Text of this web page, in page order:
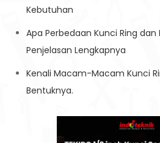
Kebutuhan
Apa Perbedaan Kunci Ring dan
Penjelasan Lengkapnya
Kenali Macam-Macam Kunci
Bentuknya.